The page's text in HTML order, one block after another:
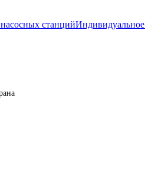
станций